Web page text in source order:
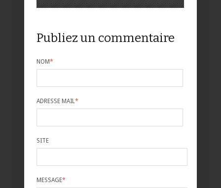
Publiez un commentaire
NOM*
ADRESSE MAIL *
SITE
MESSAGE*